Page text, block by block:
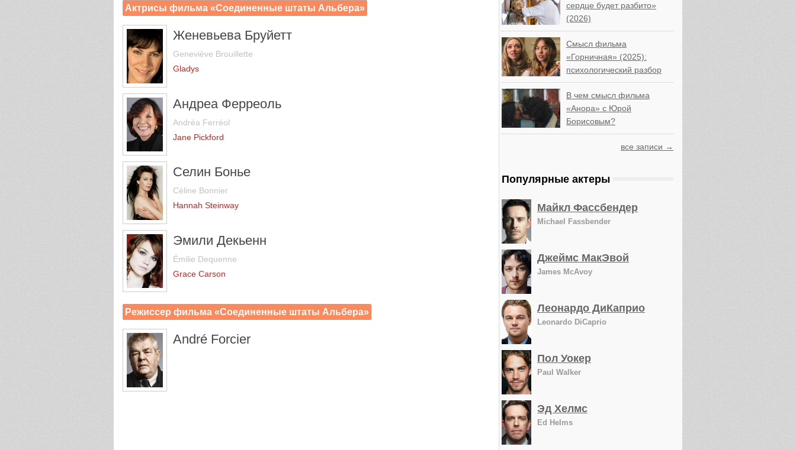
Актрисы фильма «Соединенные штаты Альбера»
Женевьева Бруйетт
Geneviève Brouillette
Gladys
Андреа Ферреоль
Andréa Ferréol
Jane Pickford
Селин Бонье
Céline Bonnier
Hannah Steinway
Эмили Декьенн
Émilie Dequenne
Grace Carson
Режиссер фильма «Соединенные штаты Альбера»
André Forcier
сердце будет разбито»
(2026)
Смысл фильма
«Горничная» (2025):
психологический разбор
В чем смысл фильма
«Анора» с Юрой
Борисовым?
все записи →
Популярные актеры
Майкл Фассбендер
Michael Fassbender
Джеймс МакЭвой
James McAvoy
Леонардо ДиКаприо
Leonardo DiCaprio
Пол Уокер
Paul Walker
Эд Хелмс
Ed Helms